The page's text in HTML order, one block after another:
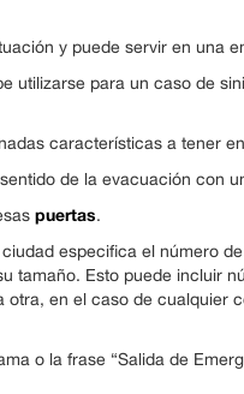
y puede servir en una
utilizarse para un caso de
características a tener
de la evacuación con
puertas.
especifica el número
tamaño. Esto puede incluir
en el caso de cualquier
o la frase “Salida de